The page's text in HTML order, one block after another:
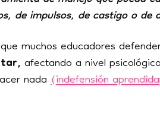
de impulsos, de castigo o de
muchos educadores
afectando a nivel
nada(indefensión